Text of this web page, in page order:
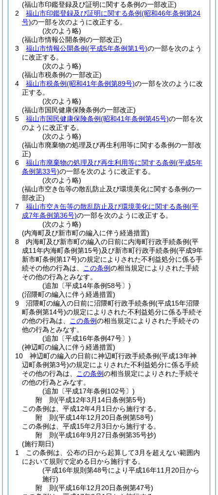
(福山市印鑑登録及び証明に関する条例の一部改正)
2
福山市印鑑登録及び証明に関する条例(昭和46年条例第24
号)の一部を次のように改正する。
(次のよう略)
(福山市情報公開条例の一部改正)
3
福山市情報公開条例(平成5年条例第1号)の一部を次のよう
に改正する。
(次のよう略)
(福山市税条例の一部改正)
4
福山市税条例(昭和41年条例第89号)の一部を次のように改
正する。
(次のよう略)
(福山市国民健康保険条例の一部改正)
5
福山市国民健康保険条例(昭和41年条例第45号)の一部を次
のように改正する。
(次のよう略)
(福山市廃棄物の処理及び再生利用等に関する条例の一部改
正)
6
福山市廃棄物の処理及び再生利用等に関する条例(平成5年
条例第33号)の一部を次のように改正する。
(次のよう略)
(福山市空き缶等の散乱防止及び環境美化に関する条例の一
部改正)
7
福山市空き缶等の散乱防止及び環境美化に関する条例(平
成7年条例第36号)の一部を次のように改正する。
(次のよう略)
(内海町及び新市町の編入に伴う経過措置)
8
内海町及び新市町の編入の日前に内海町行政手続条例(平
成11年内海町条例第15号)及び新市町行政手続条例(平成9年
新市町条例第17号)の規定によりされた不利益処分に係る手
続その他の行為は、
この条例の相当規定によりされた手続
その他の行為とみなす。
(追加〔平成14年条例58号〕)
(沼隈町の編入に伴う経過措置)
9
沼隈町の編入の日前に沼隈町行政手続条例(平成15年沼隈
町条例第14号)の規定によりされた不利益処分に係る手続そ
の他の行為は、
この条例の相当規定によりされた手続その
他の行為とみなす。
(追加〔平成16年条例47号〕)
(神辺町の編入に伴う経過措置)
10
神辺町の編入の日前に神辺町行政手続条例(平成13年神
辺町条例第3号)の規定によりされた不利益処分に係る手続
その他の行為は、
この条例の相当規定によりされた手続そ
の他の行為とみなす。
(追加〔平成17年条例102号〕)
附 則(平成12年3月14日条例第5号)
この条例は、平成12年4月1日から施行する。
附 則(平成14年12月20日条例第58号)
この条例は、平成15年2月3日から施行する。
附 則(平成16年9月27日条例第35号抄)
(施行期日)
1
この条例は、公布の日から起算して3月を超えない範囲内
において規則で定める日から施行する。
(平成16年規則第48号により平成16年11月20日から
施行)
附 則(平成16年12月20日条例第47号)